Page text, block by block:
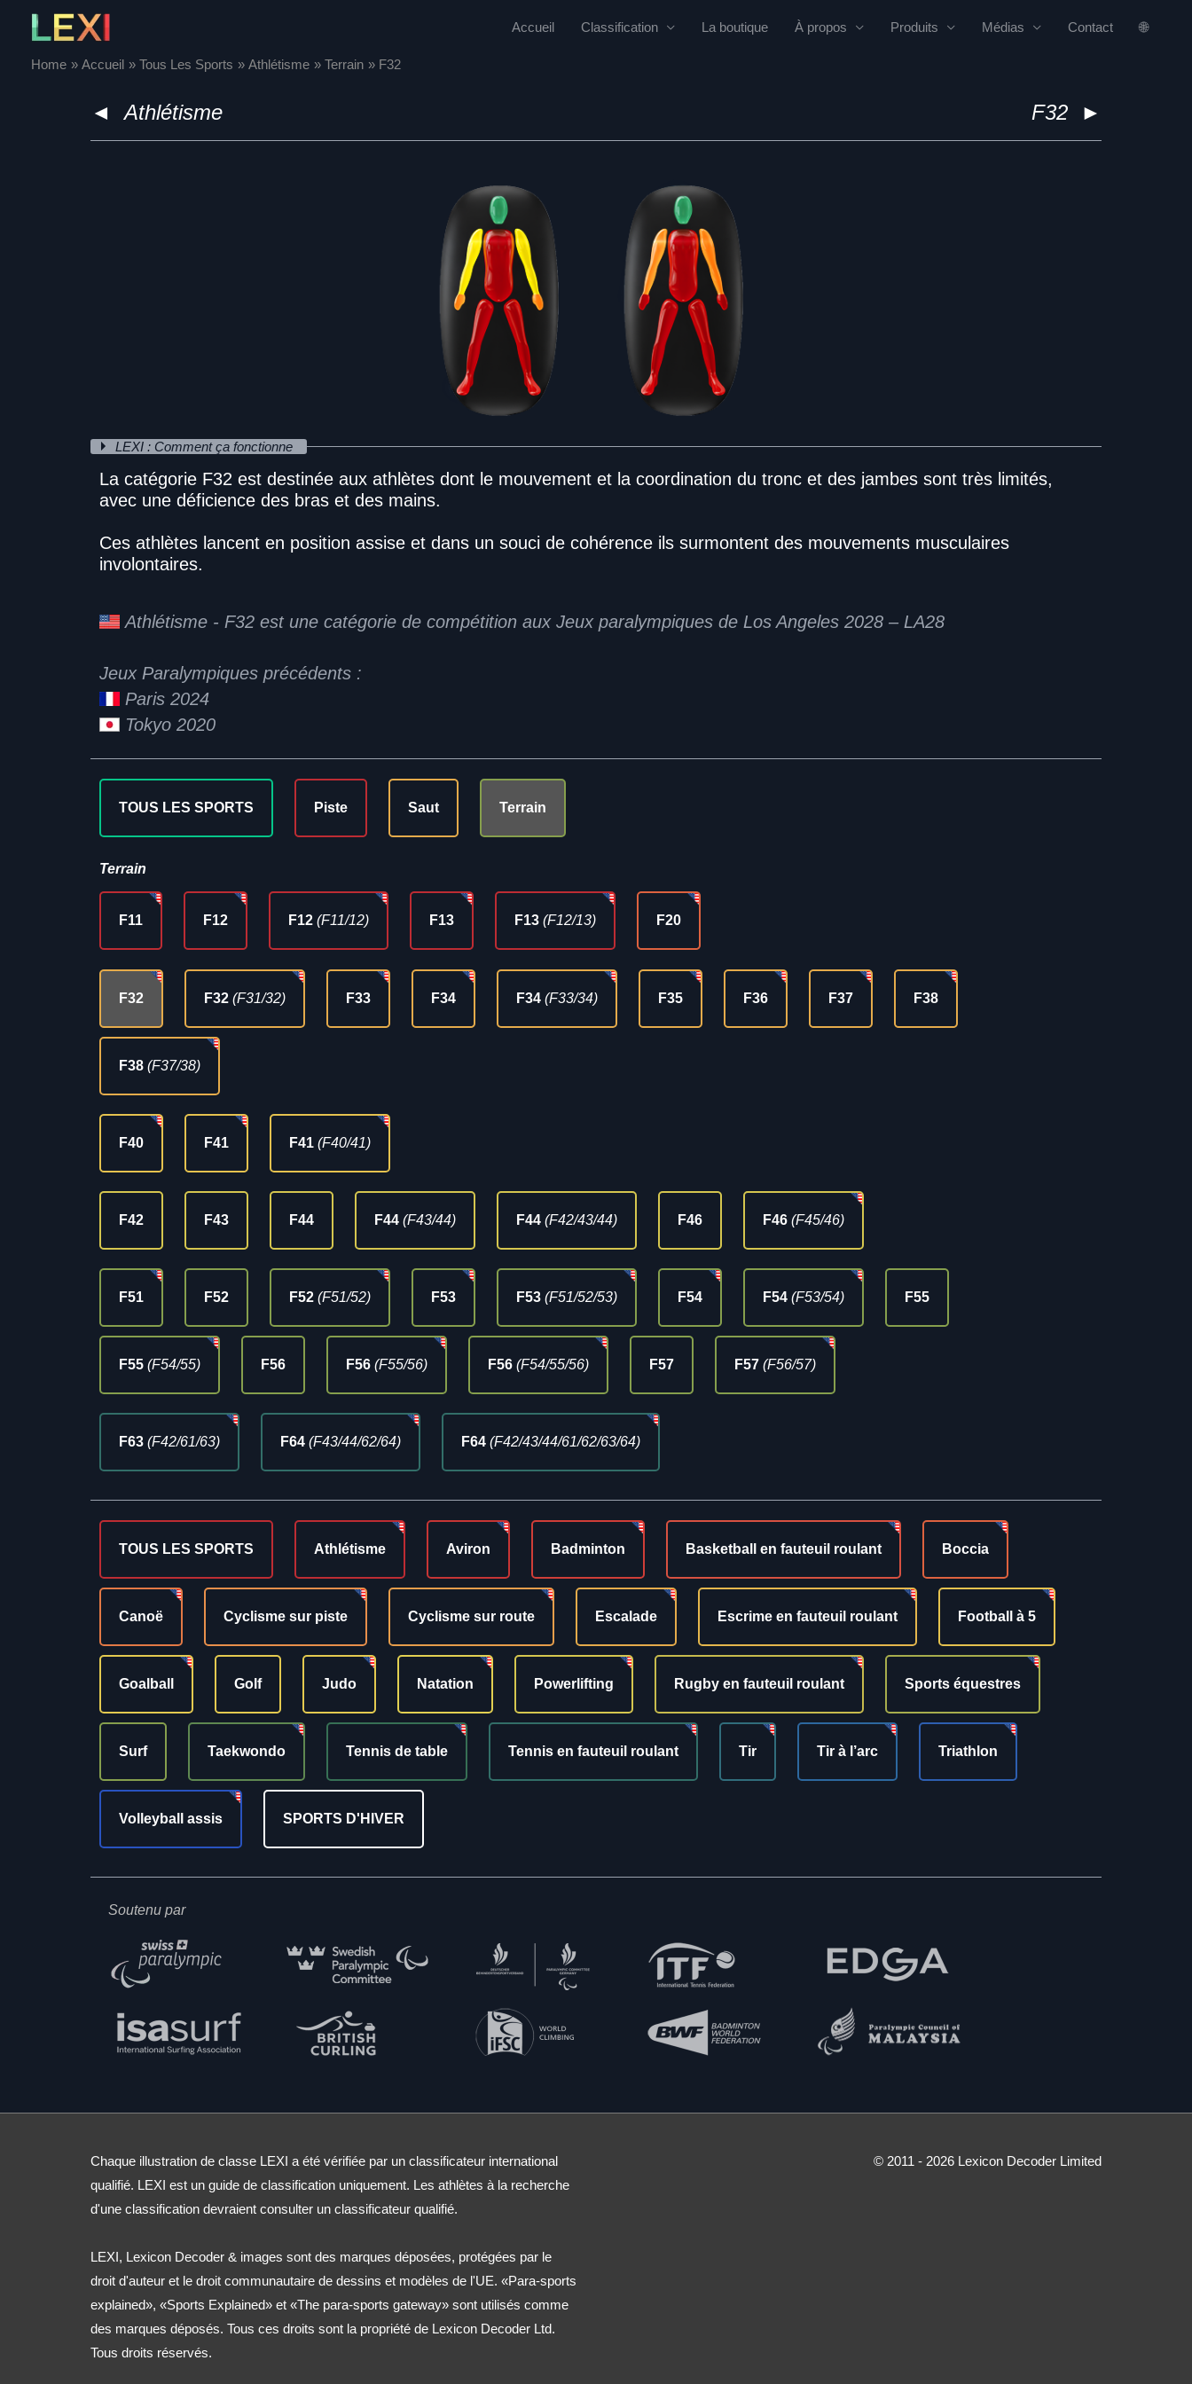
content
Accueil Classification La boutique À propos Produits Médias Contact 🌐
Home Accueil Tous Les Sports Athlétisme Terrain F32
◄ ►
Athlétisme F32
LEXI : Comment ça fonctionne
La catégorie F32 est destinée aux athlètes dont le mouvement et la coordination du tronc et des jambes sont très limités,
avec une déficience des bras et des mains.
Ces athlètes lancent en position assise et dans un souci de cohérence ils surmontent des mouvements musculaires
involontaires.
Athlétisme - F32 est une catégorie de compétition aux Jeux paralympiques de Los Angeles 2028 – LA28
Jeux Paralympiques précédents :
Paris 2024
Tokyo 2020
TOUS LES SPORTS Piste Saut Terrain
Terrain
F11 F12 F12 (F11/12) F13 F13 (F12/13) F20
F32 F32 (F31/32) F33 F34 F34 (F33/34) F35 F36 F37 F38
F38 (F37/38)
F40 F41 F41 (F40/41)
F42 F43 F44 F44 (F43/44) F44 (F42/43/44) F46 F46 (F45/46)
F51 F52 F52 (F51/52) F53 F53 (F51/52/53) F54 F54 (F53/54) F55
F55 (F54/55) F56 F56 (F55/56) F56 (F54/55/56) F57 F57 (F56/57)
F63 (F42/61/63) F64 (F43/44/62/64) F64 (F42/43/44/61/62/63/64)
TOUS LES SPORTS Athlétisme Aviron Badminton Basketball en fauteuil roulant Boccia
Canoë Cyclisme sur piste Cyclisme sur route Escalade Escrime en fauteuil roulant Football à 5
Goalball Golf Judo Natation Powerlifting Rugby en fauteuil roulant Sports équestres
Surf Taekwondo Tennis de table Tennis en fauteuil roulant Tir Tir à l’arc Triathlon
Volleyball assis SPORTS D'HIVER
Soutenu par
Chaque illustration de classe LEXI a été vérifiée par un classificateur international
qualifié. LEXI est un guide de classification uniquement. Les athlètes à la recherche
d'une classification devraient consulter un classificateur qualifié.
LEXI, Lexicon Decoder & images sont des marques déposées, protégées par le
droit d'auteur et le droit communautaire de dessins et modèles de l'UE. «Para-sports
explained», «Sports Explained» et «The para-sports gateway» sont utilisés comme
des marques déposés. Tous ces droits sont la propriété de Lexicon Decoder Ltd.
Tous droits réservés.
© 2011 - 2026 Lexicon Decoder Limited